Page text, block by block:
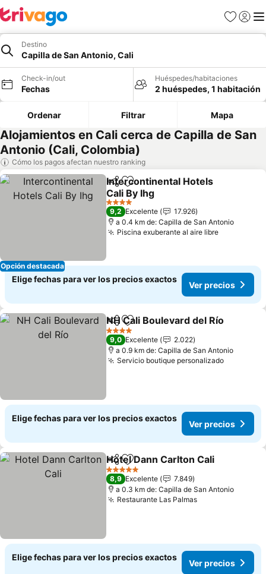
Favoritos
Iniciar
Destino
Capilla de San Antonio, Cali
Check-in/out
Fechas
Huéspedes/habitaciones
2 huéspedes, 1 habitación
Ordenar Filtrar Mapa
Alojamientos en Cali cerca de Capilla de San
Antonio (Cali, Colombia)
Cómo los pagos afectan nuestro ranking
Opción destacada
CompartirAgregar a favoritos
Intercontinental Hotels
Cali By Ihg
Ver precios
4 Estrellas
9,2 Excelente
17.926
a 0.4 km de: Capilla de San Antonio
Piscina exuberante al aire libreVer
Elige fechas para ver los precios exactos
Ver precios
CompartirAgregar a favoritos
NH Cali Boulevard del Río
4 Estrellas
9,0 Excelente
2.022
a 0.9 km de: Capilla de San Antonio
Servicio boutique personalizadoVer
Elige fechas para ver los precios exactos
Ver precios
CompartirAgregar a favoritos
Hotel Dann Carlton Cali
5 Estrellas
8,9 Excelente
7.849
a 0.3 km de: Capilla de San Antonio
Restaurante Las PalmasVer precios
Elige fechas para ver los precios exactos
Ver precios